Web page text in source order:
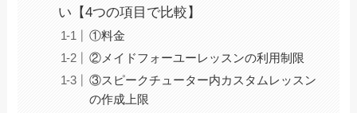
い【4つの項目で比較】
①料金
②メイドフォーユーレッスンの利用制限
③スピークチューター内カスタムレッスン
の作成上限